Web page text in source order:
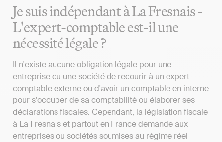
Je suis indépendant à La Fresnais -
L'expert-comptable est-il une
nécessité légale ?
Il n'existe aucune obligation légale pour une
entreprise ou une société de recourir à un expert-
comptable externe ou d'avoir un comptable en interne
pour s'occuper de sa comptabilité ou élaborer ses
déclarations fiscales. Cependant, la législation fiscale
à La Fresnais et partout en France demande aux
entreprises ou sociétés soumises au régime réel